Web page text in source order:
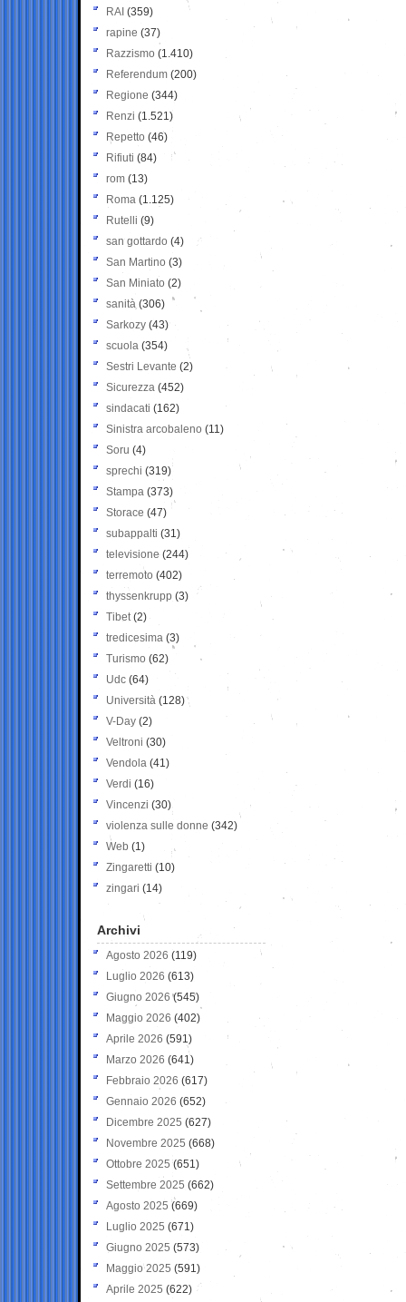
RAI (359)
rapine (37)
Razzismo (1.410)
Referendum (200)
Regione (344)
Renzi (1.521)
Repetto (46)
Rifiuti (84)
rom (13)
Roma (1.125)
Rutelli (9)
san gottardo (4)
San Martino (3)
San Miniato (2)
sanità (306)
Sarkozy (43)
scuola (354)
Sestri Levante (2)
Sicurezza (452)
sindacati (162)
Sinistra arcobaleno (11)
Soru (4)
sprechi (319)
Stampa (373)
Storace (47)
subappalti (31)
televisione(244)
terremoto (402)
thyssenkrupp (3)
Tibet(2)
tredicesima (3)
Turismo (62)
Udc (64)
Università (128)
V-Day (2)
Veltroni (30)
Vendola (41)
Verdi (16)
Vincenzi (30)
violenza sulle donne (342)
Web (1)
Zingaretti (10)
zingari (14)
Archivi
Agosto 2026 (119)
Luglio 2026 (613)
Giugno 2026 (545)
Maggio 2026 (402)
Aprile 2026 (591)
Marzo 2026 (641)
Febbraio 2026 (617)
Gennaio 2026 (652)
Dicembre 2025 (627)
Novembre 2025 (668)
Ottobre 2025 (651)
Settembre 2025 (662)
Agosto 2025 (669)
Luglio 2025 (671)
Giugno 2025 (573)
Maggio 2025 (591)
Aprile 2025 (622)